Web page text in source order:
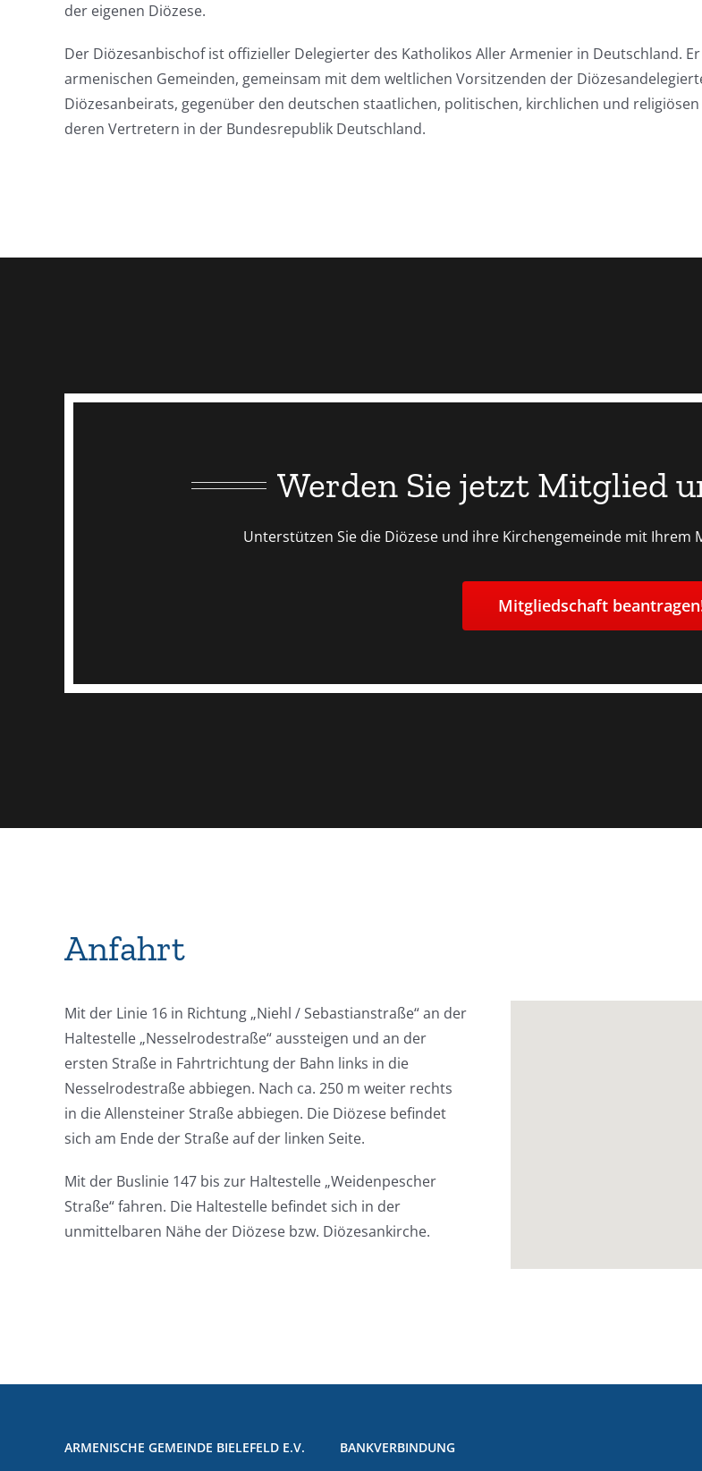
der eigenen Diözese.
Der Diözesanbischof ist offizieller Delegierter des Katholikos Aller Armenier in Deutschland.
armenischen Gemeinden, gemeinsam mit dem weltlichen Vorsitzenden der
Diözesanbeirats, gegenüber den deutschen staatlichen, politischen, kirchlichen und
deren Vertretern in der Bundesrepublik Deutschland.
Werden Sie jetzt Mitglied
Unterstützen Sie die Diözese und ihre Kirchengemeinde mit Ihrem
Mitgliedschaft
Anfahrt
Mit der Linie 16 in Richtung „Niehl / Sebastianstraße“ an der
Haltestelle „Nesselrodestraße“ aussteigen und an der
ersten Straße in Fahrtrichtung der Bahn links in die
Nesselrodestraße abbiegen. Nach ca. 250 m weiter rechts
in die Allensteiner Straße abbiegen. Die Diözese befindet
sich am Ende der Straße auf der linken Seite.
Mit der Buslinie 147 bis zur Haltestelle „Weidenpescher
Straße“ fahren. Die Haltestelle befindet sich in der
unmittelbaren Nähe der Diözese bzw. Diözesankirche.
ARMENISCHE GEMEINDE BIELEFELD E.V. BANKVERBINDUNG